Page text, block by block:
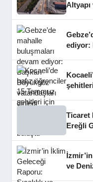
ediyor:
Ticaret
Ereğli
ve